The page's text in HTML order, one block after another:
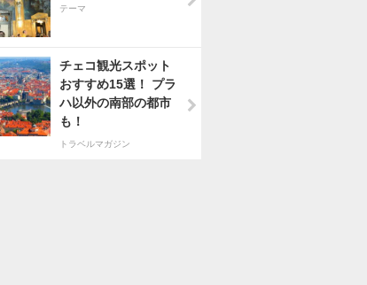
テーマ
チェコ観光スポット
おすすめ15選！ プラ
ハ以外の南部の都市
も！
トラベルマガジン